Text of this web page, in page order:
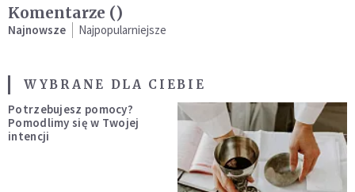
Komentarze ()
Najnowsze Najpopularniejsze
WYBRANE DLA CIEBIE
Potrzebujesz pomocy?
Pomodlimy się w Twojej
intencji